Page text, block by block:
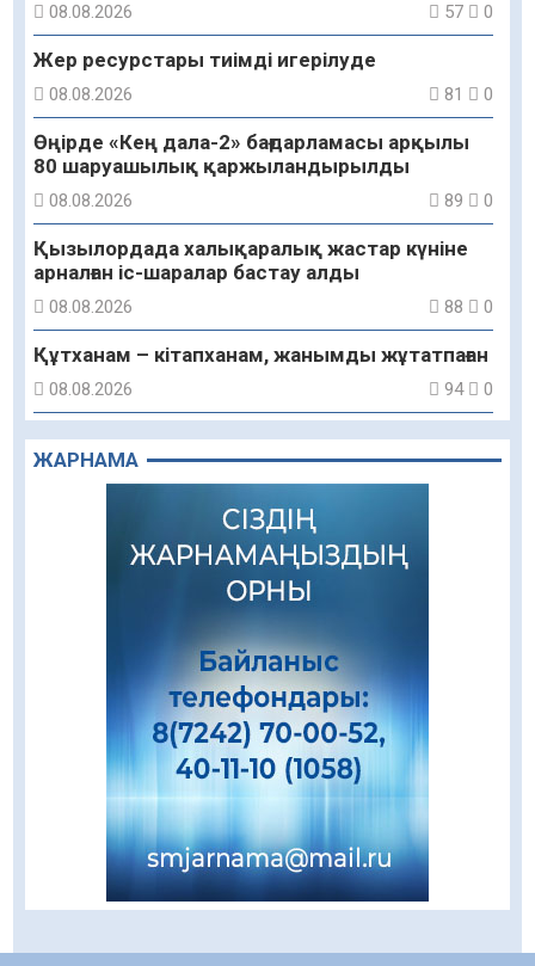
08.08.2026 57 0
Жер ресурстары тиімді игерілуде
08.08.2026 81 0
Өңірде «Кең дала-2» бағдарламасы арқылы
80 шаруашылық қаржыландырылды
08.08.2026 89 0
Қызылордада халықаралық жастар күніне
арналған іс-шаралар бастау алды
08.08.2026 88 0
Құтханам – кітапханам, жанымды жұтатпаған
08.08.2026 94 0
Құрылыс қарқыны – қала дамуының айғағы
08.08.2026
Зәулім ғимараттарда туған жерді түлеткен
азаматтардың қолтаңбасы бар
Еңбегі ерлікпен тең мамандық
Даналықтың шырағданы, ой-сананың
шамшырағы
08.08.2026
Кенеге қарсы залалсыздандыру жұмыстары
жүргізілуде
07.08.2026
ЖАРНАМА